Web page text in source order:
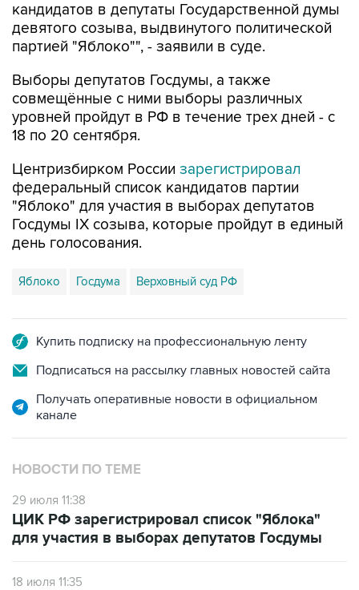
кандидатов в депутаты Государственной думы
девятого созыва, выдвинутого политической
партией "Яблоко"", - заявили в суде.
Выборы депутатов Госдумы, а также
совмещённые с ними выборы различных
уровней пройдут в РФ в течение трех дней - с
18 по 20 сентября.
Центризбирком России зарегистрировал
федеральный список кандидатов партии
"Яблоко" для участия в выборах депутатов
Госдумы IX созыва, которые пройдут в единый
день голосования.
Яблоко Госдума Верховный суд РФ
Купить подписку на профессиональную ленту
Подписаться на рассылку главных новостей сайта
Получать оперативные новости в официальном
канале
НОВОСТИ ПО ТЕМЕ
29 июля 11:38
ЦИК РФ зарегистрировал список "Яблока"
для участия в выборах депутатов Госдумы
18 июля 11:35